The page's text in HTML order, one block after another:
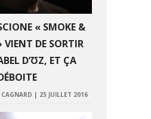
« SMOKE &
VIENT DE SORTIR
D’ƱZ, ET ÇA
| 25 JUILLET 2016